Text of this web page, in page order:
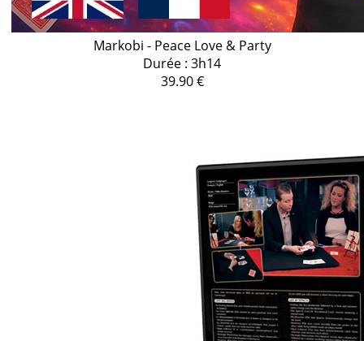
Markobi - Peace Love & Party
Durée : 3h14
39.90 €